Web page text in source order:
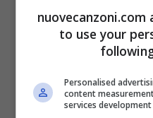
And I’ll
And I never
And I’ll
This is a
to use your
Personalised
content
services development